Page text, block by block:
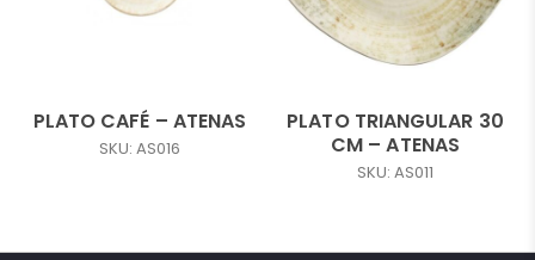
PLATO CAFÉ – ATENAS
SKU: AS016
PLATO TRIANGULAR 30
CM – ATENAS
SKU: AS011